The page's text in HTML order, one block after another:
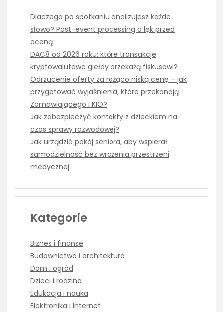
Dlaczego po spotkaniu analizujesz każde
słowo? Post-event processing a lęk przed
oceną
DAC8 od 2026 roku: które transakcje
kryptowalutowe giełdy przekażą fiskusowi?
Odrzucenie oferty za rażąco niską cenę – jak
przygotować wyjaśnienia, które przekonają
Zamawiającego i KIO?
Jak zabezpieczyć kontakty z dzieckiem na
czas sprawy rozwodowej?
Jak urządzić pokój seniora, aby wspierał
samodzielność bez wrażenia przestrzeni
medycznej
Kategorie
Biznes i finanse
Budownictwo i architektura
Dom i ogród
Dzieci i rodzina
Edukacja i nauka
Elektronika i Internet